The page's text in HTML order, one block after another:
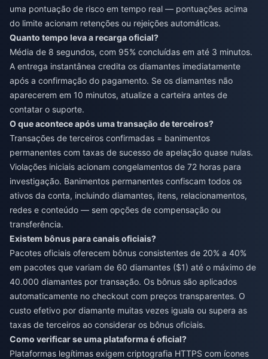
uma pontuação de risco em tempo real — pontuações acima
do limite acionam retenções ou rejeições automáticas.
Quanto tempo leva a recarga oficial?
Média de 8 segundos, com 95% concluídas em até 3 minutos.
A entrega instantânea credita os diamantes imediatamente
após a confirmação do pagamento. Se os diamantes não
aparecerem em 10 minutos, atualize a carteira antes de
contatar o suporte.
O que acontece após uma transação de terceiros?
Transações de terceiros confirmadas = banimentos
permanentes com taxas de sucesso de apelação quase nulas.
Violações iniciais acionam congelamentos de 72 horas para
investigação. Banimentos permanentes confiscam todos os
ativos da conta, incluindo diamantes, itens, relacionamentos,
redes e conteúdo — sem opções de compensação ou
transferência.
Existem bônus para canais oficiais?
Pacotes oficiais oferecem bônus consistentes de 20% a 40%
em pacotes que variam de 60 diamantes ($1) até o máximo de
40.000 diamantes por transação. Os bônus são aplicados
automaticamente no checkout com preços transparentes. O
custo efetivo por diamante muitas vezes iguala ou supera as
taxas de terceiros ao considerar os bônus oficiais.
Como verificar se uma plataforma é oficial?
Plataformas legítimas exigem criptografia HTTPS com ícones